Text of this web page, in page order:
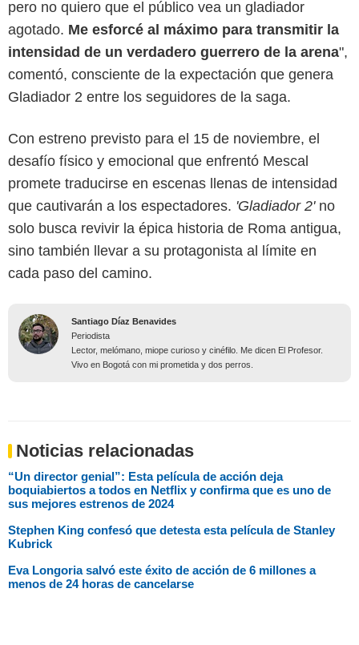
pero no quiero que el público vea un gladiador
agotado. Me esforcé al máximo para transmitir la
intensidad de un verdadero guerrero de la arena",
comentó, consciente de la expectación que genera
Gladiador 2 entre los seguidores de la saga.
Con estreno previsto para el 15 de noviembre, el
desafío físico y emocional que enfrentó Mescal
promete traducirse en escenas llenas de intensidad
que cautivarán a los espectadores. 'Gladiador 2' no
solo busca revivir la épica historia de Roma antigua,
sino también llevar a su protagonista al límite en
cada paso del camino.
Santiago Díaz Benavides
Periodista
Lector, melómano, miope curioso y cinéfilo. Me dicen El Profesor.
Vivo en Bogotá con mi prometida y dos perros.
Noticias relacionadas
“Un director genial”: Esta película de acción deja
boquiabiertos a todos en Netflix y confirma que es uno de
sus mejores estrenos de 2024
Stephen King confesó que detesta esta película de Stanley
Kubrick
Eva Longoria salvó este éxito de acción de 6 millones a
menos de 24 horas de cancelarse